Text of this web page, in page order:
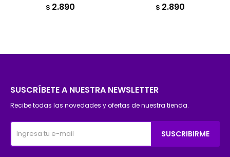
$ 2.890 $ 2.890
SUSCRÍBETE A NUESTRA NEWSLETTER
Recibe todas las novedades y ofertas de nuestra tienda.
SUSCRIBIRME